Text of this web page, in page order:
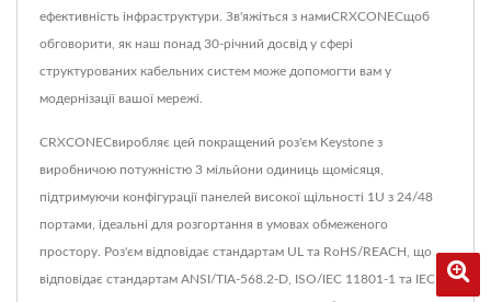
ефективність інфраструктури. Зв'яжіться з намиCRXCONECщоб
обговорити, як наш понад 30-річний досвід у сфері
структурованих кабельних систем може допомогти вам у
модернізації вашої мережі.
CRXCONECвиробляє цей покращений роз'єм Keystone з
виробничою потужністю 3 мільйони одиниць щомісяця,
підтримуючи конфігурації панелей високої щільності 1U з 24/48
портами, ідеальні для розгортання в умовах обмеженого
простору. Роз'єм відповідає стандартам UL та RoHS/REACH, що
відповідає стандартам ANSI/TIA-568.2-D, ISO/IEC 11801-1 та IEC